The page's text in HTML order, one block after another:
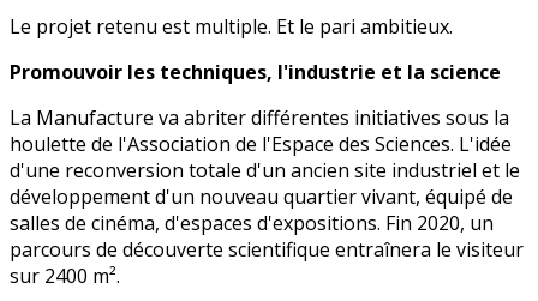
Le projet retenu est multiple. Et le pari ambitieux.
Promouvoir les techniques, l'industrie et la science
La Manufacture va abriter différentes initiatives sous la
houlette de l'Association de l'Espace des Sciences. L'idée
d'une reconversion totale d'un ancien site industriel et le
développement d'un nouveau quartier vivant, équipé de
salles de cinéma, d'espaces d'expositions. Fin 2020, un
parcours de découverte scientifique entraînera le visiteur
sur 2400 m².